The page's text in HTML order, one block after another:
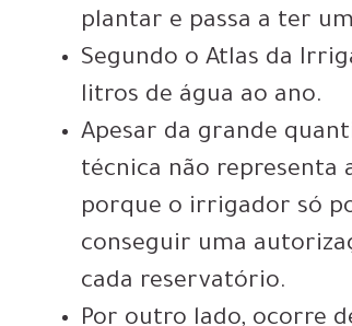
plantar e passa a ter
Segundo o Atlas da
litros de água ao ano.
Apesar da grande
técnica não representa
porque o irrigador só
conseguir uma
cada reservatório.
Por outro lado, ocorre